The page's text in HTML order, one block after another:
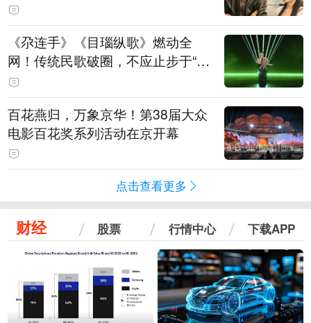
《尕连手》《目瑙纵歌》燃动全
网！传统民歌破圈，不应止步于“上
头”
百花燕归，万象京华！第38届大众
电影百花奖系列活动在京开幕
点击查看更多
财经 股票 行情中心 下载APP